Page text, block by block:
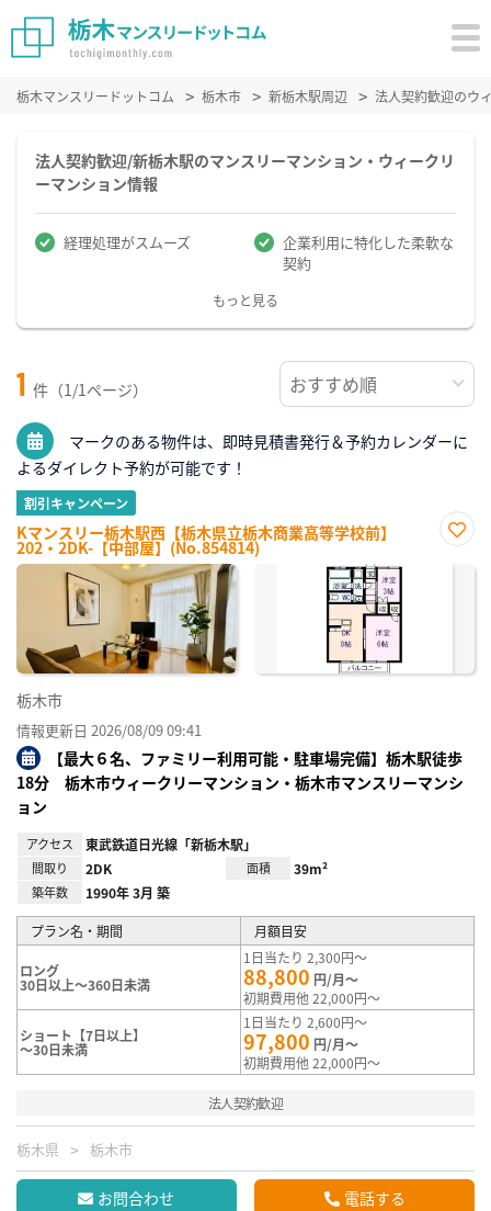
栃木マンスリードットコム 栃木市 新栃木駅周辺 法人契約歓迎のウ
法人契約歓迎/新栃木駅のマンスリーマンション・ウィークリ
ーマンション情報
経理処理がスムーズ
企業利用に特化した柔軟な
契約
もっと見る
1 件（1/1ページ）
マークのある物件は、即時見積書発行＆予約カレンダーに
よるダイレクト予約が可能です！
割引キャンペーン
Kマンスリー栃木駅西【栃木県立栃木商業高等学校前】
202・2DK-【中部屋】(No.854814)
に入
栃木市
情報更新日 2026/08/09 09:41
【最大６名、ファミリー利用可能・駐車場完備】栃木駅徒歩
18分 栃木市ウィークリーマンション・栃木市マンスリーマンシ
ョン
アクセス 東武鉄道日光線「新栃木駅」
間取り 2DK 面積 39m²
築年数 1990年 3月 築
プラン名・期間 月額目安
ロング
30日以上～360日未満
1日当たり 2,300円～
88,800 円/月～
初期費用他 22,000円～
ショート【7日以上】
～30日未満
1日当たり 2,600円～
97,800 円/月～
初期費用他 22,000円～
法人契約歓迎
栃木県 栃木市
お問合わせ 電話する